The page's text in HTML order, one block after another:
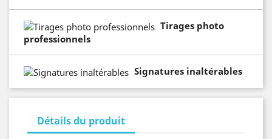
Tirages photo
professionnels
Signatures inaltérables
Détails du produit